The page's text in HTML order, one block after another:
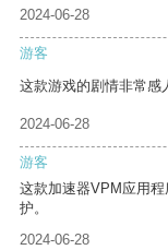
2024-06-28
游客
这款游戏的剧情非常感
2024-06-28
游客
这款加速器VPM应用
护。
2024-06-28